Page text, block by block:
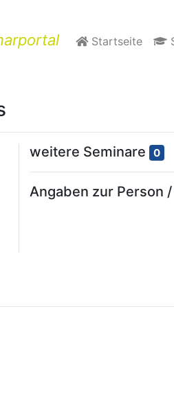
Startseite
weitere Seminare 0
Angaben zur Person